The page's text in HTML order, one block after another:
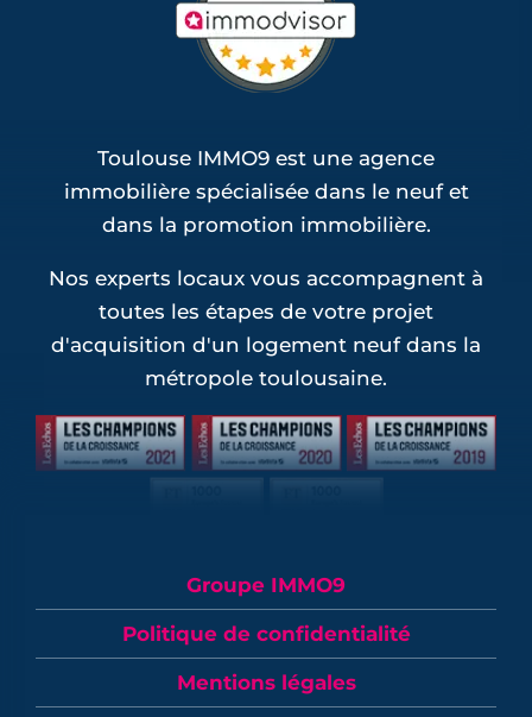
Programmes Jeanbrun Saint-Loup-
Programmes Jeanbrun Saint-Sauveur (1)
Toulouse IMMO9 est une agence
immobilière spécialisée dans le neuf et
dans la promotion immobilière.
Nos experts locaux vous accompagnent à
toutes les étapes de votre projet
d'acquisition d'un logement neuf dans la
métropole toulousaine.
Groupe IMMO9
Politique de confidentialité
Mentions légales